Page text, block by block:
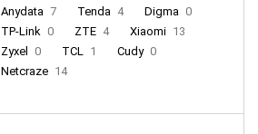
Anydata 7 Tenda 4 Digma 0
TP-Link 0 ZTE 4 Xiaomi 13
Zyxel
0 TCL 1 Cudy 0
Netcraze 14